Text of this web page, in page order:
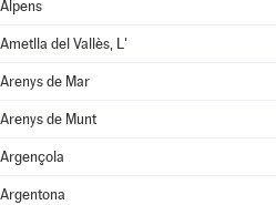
Alpens
Ametlla del Vallès, L'
Arenys de Mar
Arenys de Munt
Argençola
Argentona